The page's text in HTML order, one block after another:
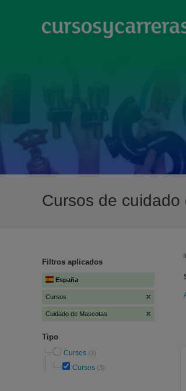
Cursos de
Filtros aplicados
España
Cursos
Cuidado de Mascotas
Tipo
Cursos (3)
Cursos (3)